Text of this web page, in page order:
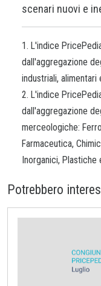
scenari nuovi e
1. L'indice
dall'aggregazione
industriali,
2. L'indice
dall'aggregazione
merceologiche:
Farmaceutica,
Inorganici, Plastiche
Potrebbero